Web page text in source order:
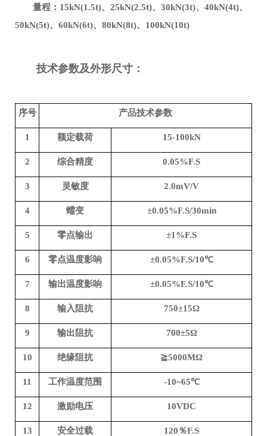
量程： 15kN(1.5t)、25kN(2.5t)、 30kN(3t)、 40kN(4t)、
50kN(5t)、 60kN(6t)、 80kN(8t)、100kN(10t)
技术参数及外形尺寸：
序号 产品技术参数
1 额定载荷 15-100kN
2 综合精度 0.05%F.S
3 灵敏度 2.0mV/V
4 蠕变 ±0.05%F.S/30min
5 零点输出 ±1%F.S
6 零点温度影响 ±0.05%F.S/10℃
7 输出温度影响 ±0.05%F.S/10℃
8 输入阻抗 750±15Ω
9 输出阻抗 700±5Ω
10 绝缘阻抗 ≧5000MΩ
11 工作温度范围 -10~65℃
12 激励电压 10VDC
13 安全过载 120％F.S